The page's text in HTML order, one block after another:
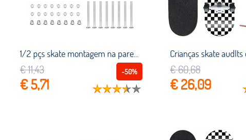
1/2 pçs skate montagem na parede longboard armazenamento exibir suportes paredes cabide rack para sala de estar quarto placa skate parte
-50%
€ 11,43
€ 5,71
€ 60,68
€ 26,09